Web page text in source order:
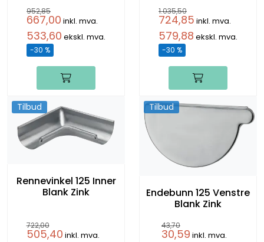
952,85
667,00 inkl. mva.
533,60 ekskl. mva.
-30 %
1.035,50
724,85 inkl. mva.
579,88 ekskl. mva.
-30 %
Tilbud
Rennevinkel 125 Inner
Blank Zink
722,00
505,40 inkl. mva.
Tilbud
Endebunn 125 Venstre
Blank Zink
43,70
30,59 inkl. mva.